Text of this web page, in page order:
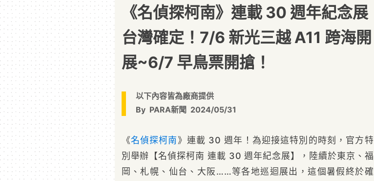
《名偵探柯南》連載 30 週年紀念展
台灣確定！7/6 新光三越 A11 跨海開
展~6/7 早鳥票開搶！
以下內容皆為廠商提供
By PARA新聞 2024/05/31
《名偵探柯南》連載 30 週年！為迎接這特別的時刻，官方特
別舉辦【名偵探柯南 連載 30 週年紀念展】，陸續於東京、福
岡、札幌、仙台、大阪……等各地巡迴展出，這個暑假終於確